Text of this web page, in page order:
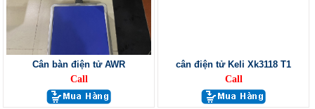
Cân bàn điện tử AWR
Call
cân điện tử Keli Xk3118 T1
Call